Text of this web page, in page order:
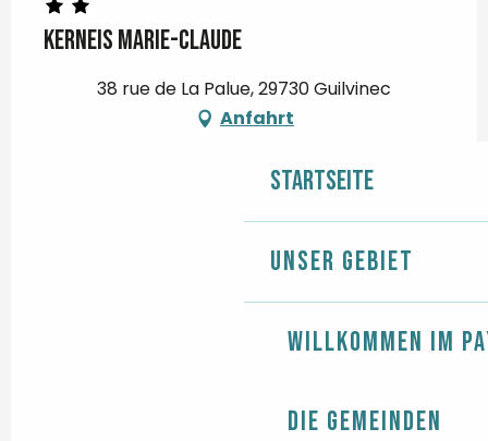
Startseite
Unser Gebiet
Willkommen im
Die Gemeinden
KERNEIS Marie-Claude
38 rue de La Palue, 29730 Guilvinec
Anfahrt